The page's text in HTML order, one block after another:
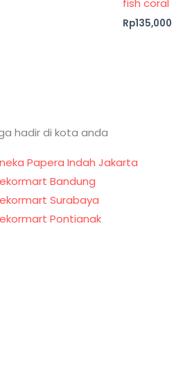
Rp135,000
hadir di kota anda
Papera Indah Jakarta
Bandung
Surabaya
Pontianak